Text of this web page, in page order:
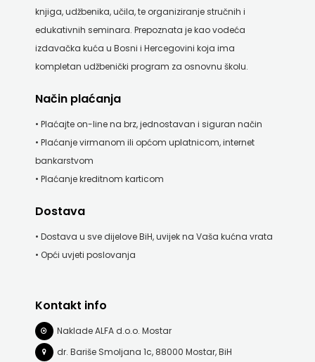
knjiga, udžbenika, učila, te organiziranje stručnih i
edukativnih seminara. Prepoznata je kao vodeća
izdavačka kuća u Bosni i Hercegovini koja ima
kompletan udžbenički program za osnovnu školu.
Način plaćanja
• Plaćajte on-line na brz, jednostavan i siguran način
• Plaćanje virmanom ili općom uplatnicom, internet
bankarstvom
• Plaćanje kreditnom karticom
Dostava
• Dostava u sve dijelove BiH, uvijek na Vaša kućna vrata
• Opći uvjeti poslovanja
Kontakt info
Naklade ALFA d.o.o. Mostar
dr. Bariše Smoljana 1c, 88000 Mostar, BiH